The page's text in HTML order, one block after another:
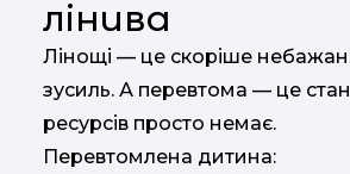
лінива
Лінощі — це скоріше
зусиль. А перевтома — це
ресурсів просто немає.
Перевтомлена дитина: